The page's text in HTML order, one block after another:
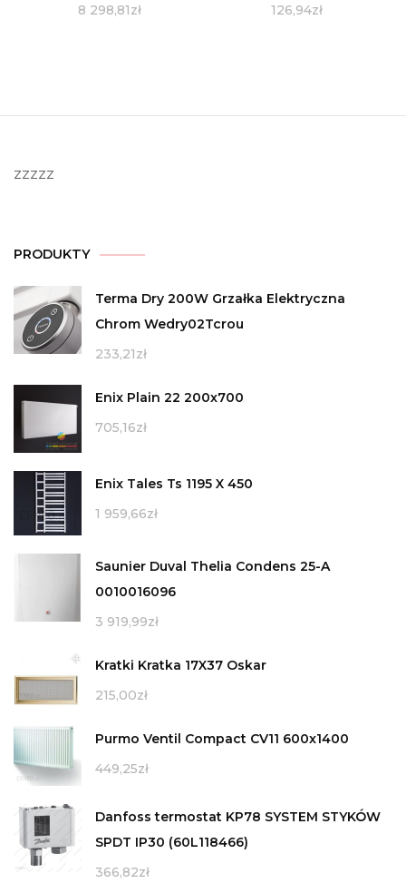
8 298,81zł 126,94zł
zzzzz
PRODUKTY
Terma Dry 200W Grzałka Elektryczna
Chrom Wedry02Tcrou
233,21zł
Enix Plain 22 200x700
705,16zł
Enix Tales Ts 1195 X 450
1 959,66zł
Saunier Duval Thelia Condens 25-A
0010016096
3 919,99zł
Kratki Kratka 17X37 Oskar
215,00zł
Purmo Ventil Compact CV11 600x1400
449,25zł
Danfoss termostat KP78 SYSTEM STYKÓW
SPDT IP30 (60L118466)
366,82zł